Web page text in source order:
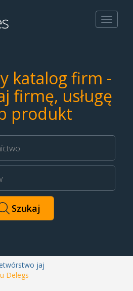
Toggle
katalog firm -
firmę, usługę
produkt
jaj
Delegs